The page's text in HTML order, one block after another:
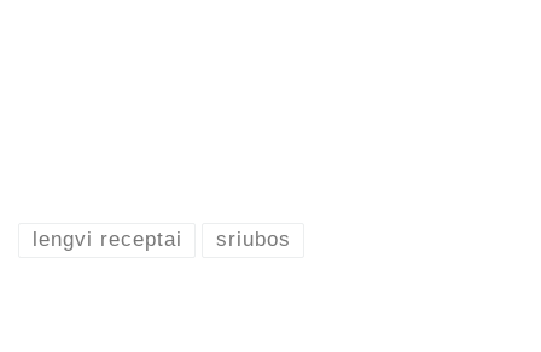
lengvi receptai sriubos